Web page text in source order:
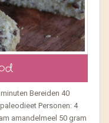
Bereiden 40
Personen: 4
amandelmeel 50 gram